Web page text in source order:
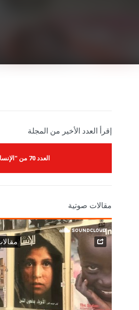
إقرأ العدد الأخير من المجلة
العدد 70 من "الإنساني"
مقالات صوتية